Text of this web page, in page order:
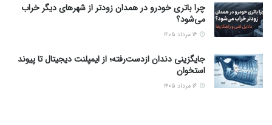
چرا باتری خودرو در همدان زودتر از شهرهای دیگر خراب
می‌شود؟
جایگزینی دندان ازدست‌رفته؛ از ایمپلنت دیجیتال تا پیوند
استخوان